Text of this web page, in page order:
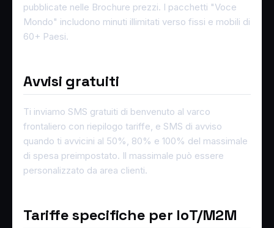
pubblicate nelle Brochure prezzi. I pacchetti "Voce
Mondo" includono minuti illimitati verso fissi e mobili di
60+ Paesi.
Avvisi gratuiti
Ti inviamo SMS gratuiti di benvenuto al varco
frontaliero con riepilogo tariffe, e SMS di avviso
quando ti avvicini al 50%, 80% e 100% del massimale
di spesa preimpostato. Il massimale può essere
personalizzato da area clienti.
Tariffe specifiche per IoT/M2M